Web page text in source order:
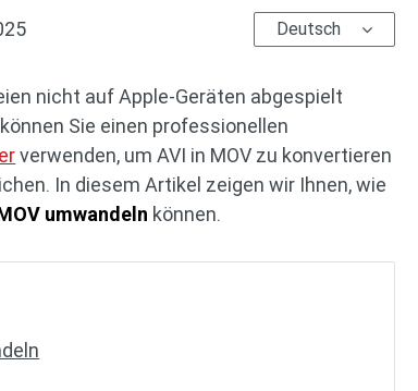
Deutsch
nicht auf Apple-Geräten abgespielt
Sie einen professionellen
verwenden, um AVI in MOV zu konvertieren
In diesem Artikel zeigen wir Ihnen, wie
umwandeln können.